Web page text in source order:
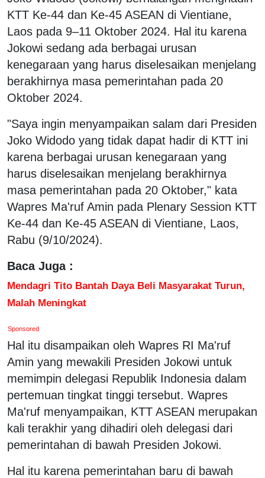
KTT Ke-44 dan Ke-45 ASEAN di Vientiane,
Laos pada 9–11 Oktober 2024. Hal itu karena
Jokowi sedang ada berbagai urusan
kenegaraan yang harus diselesaikan menjelang
berakhirnya masa pemerintahan pada 20
Oktober 2024.
"Saya ingin menyampaikan salam dari Presiden
Joko Widodo yang tidak dapat hadir di KTT ini
karena berbagai urusan kenegaraan yang
harus diselesaikan menjelang berakhirnya
masa pemerintahan pada 20 Oktober," kata
Wapres Ma'ruf Amin pada Plenary Session KTT
Ke-44 dan Ke-45 ASEAN di Vientiane, Laos,
Rabu (9/10/2024).
Baca Juga :
Mendagri Tito Bantah Daya Beli Masyarakat Turun,
Malah Meningkat
Sponsored
Hal itu disampaikan oleh Wapres RI Ma'ruf
Amin yang mewakili Presiden Jokowi untuk
memimpin delegasi Republik Indonesia dalam
pertemuan tingkat tinggi tersebut. Wapres
Ma'ruf menyampaikan, KTT ASEAN merupakan
kali terakhir yang dihadiri oleh delegasi dari
pemerintahan di bawah Presiden Jokowi.
Hal itu karena pemerintahan baru di bawah